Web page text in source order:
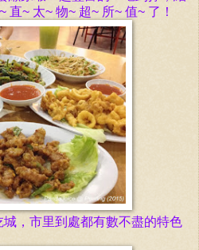
~ 太~ 物~ 超~ 所~ 值~ 了！
，市里到 處都有數不盡的特色